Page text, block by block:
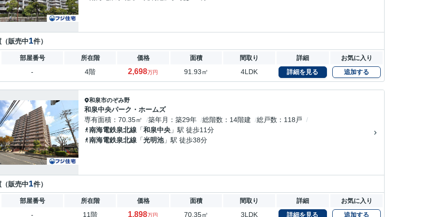
販売中1件）
部屋番号 所在階 価格 面積 間取り 詳細 お気に入り
- 4階 2,698万円 91.93㎡ 4LDK 詳細を見る 追加する
和泉市のぞみ野
和泉中央パーク・ホームズ
専有面積
70.35㎡ 築年月 築29年 総階数 14階建 総戸数
118戸
南海電鉄泉北線 「和泉中央 」駅 徒歩11分
南海電鉄泉北線 「光明池」駅 徒歩38分
販売中1件）
部屋番号 所在階 価格 面積 間取り 詳細 お気に入り
- 11階 1,898万円 70.35㎡ 3LDK 詳細を見る 追加する